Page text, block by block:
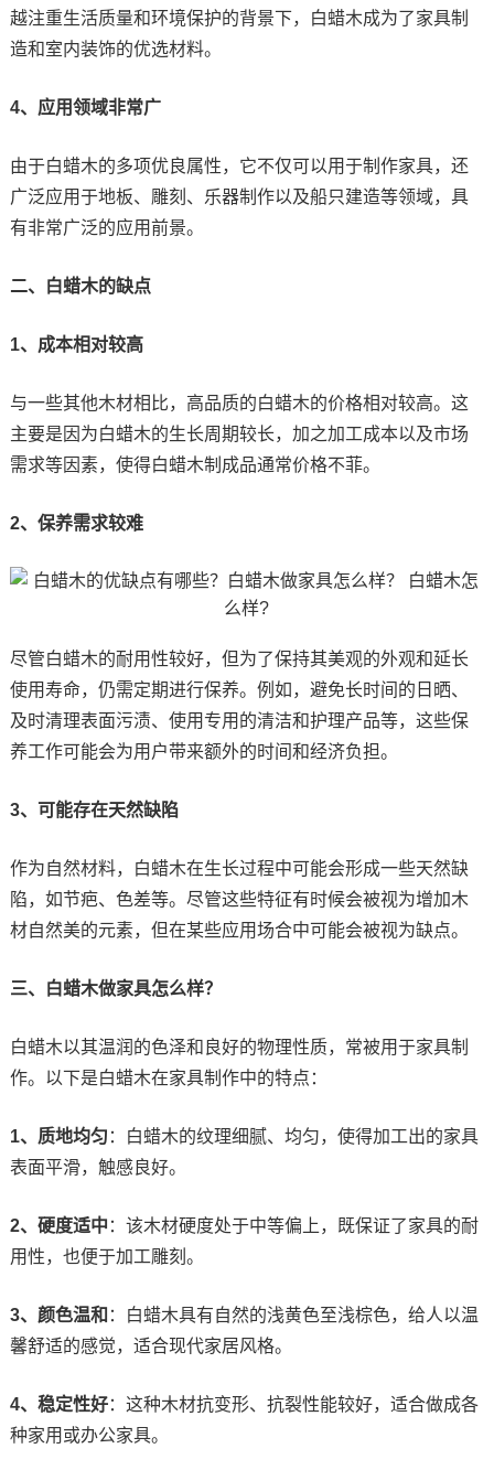
越注重生活质量和环境保护的背景下，白蜡木成为了家具制
造和室内装饰的优选材料。
4、应用领域非常广
由于白蜡木的多项优良属性，它不仅可以用于制作家具，还
广泛应用于地板、雕刻、乐器制作以及船只建造等领域，具
有非常广泛的应用前景。
二、白蜡木的缺点
1、成本相对较高
与一些其他木材相比，高品质的白蜡木的价格相对较高。这
主要是因为白蜡木的生长周期较长，加之加工成本以及市场
需求等因素，使得白蜡木制成品通常价格不菲。
2、保养需求较难
尽管白蜡木的耐用性较好，但为了保持其美观的外观和延长
使用寿命，仍需定期进行保养。例如，避免长时间的日晒、
及时清理表面污渍、使用专用的清洁和护理产品等，这些保
养工作可能会为用户带来额外的时间和经济负担。
3、可能存在天然缺陷
作为自然材料，白蜡木在生长过程中可能会形成一些天然缺
陷，如节疤、色差等。尽管这些特征有时候会被视为增加木
材自然美的元素，但在某些应用场合中可能会被视为缺点。
三、白蜡木做家具怎么样？
白蜡木以其温润的色泽和良好的物理性质，常被用于家具制
作。以下是白蜡木在家具制作中的特点：
1、质地均匀 ：白蜡木的纹理细腻、均匀，使得加工出的家具
表面平滑，触感良好。
2、硬度适中 ：该木材硬度处于中等偏上，既保证了家具的耐
用性，也便于加工雕刻。
3、颜色温和 ：白蜡木具有自然的浅黄色至浅棕色，给人以温
馨舒适的感觉，适合现代家居风格。
4、稳定性好：这种木材抗变形、抗裂性能较好，适合做成各
种家用或办公家具。